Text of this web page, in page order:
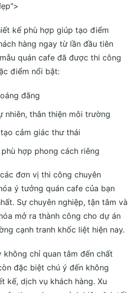
kế phù hợp giúp tạo điểm
hàng ngay từ lần đầu tiên
quán cafe đã được thi công
điểm nổi bật:
đãng
nhiên, thân thiện môi trường
cảm giác thư thái
hợp phong cách riêng
đơn vị thi công chuyên
ý tưởng quán cafe của bạn
Sự chuyên nghiệp, tận tâm và
mở ra thành công cho dự án
cạnh tranh khốc liệt hiện nay.
không chỉ quan tâm đến chất
đặc biệt chú ý đến không
kế, dịch vụ khách hàng. Xu